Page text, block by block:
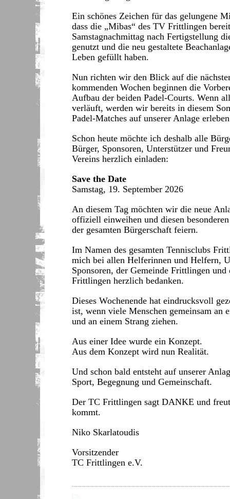
Ein schönes Zeichen für das gelungene
dass die „Mibas“ des TV Frittlingen
Samstagnachmittag nach Fertigstellung
genutzt und die neu gestaltete
Leben gefüllt haben.
Nun richten wir den Blick auf die
kommenden Wochen beginnen die
Aufbau der beiden Padel-Courts. Wenn
verläuft, werden wir bereits in diesem
Padel-Matches auf unserer Anlage
Schon heute möchte ich deshalb alle
Bürger, Sponsoren, Unterstützer und
Vereins herzlich einladen:
Save the Date
Samstag, 19. September 2026
An diesem Tag möchten wir die neue
offiziell einweihen und diesen
der gesamten Bürgerschaft feiern.
Im Namen des gesamten Tennisclubs
mich bei allen Helferinnen und Helfern,
Sponsoren, der Gemeinde Frittlingen
Frittlingen herzlich bedanken.
Dieses Wochenende hat eindrucksvoll
ist, wenn viele Menschen gemeinsam an
und an einem Strang ziehen.
Aus einer Idee wurde ein Konzept.
Aus dem Konzept wird nun Realität.
Und schon bald entsteht auf unserer
Sport, Begegnung und Gemeinschaft.
Der TC Frittlingen sagt DANKE und
kommt.
Niko Skarlatoudis
Vorsitzender
TC Frittlingen e.V.